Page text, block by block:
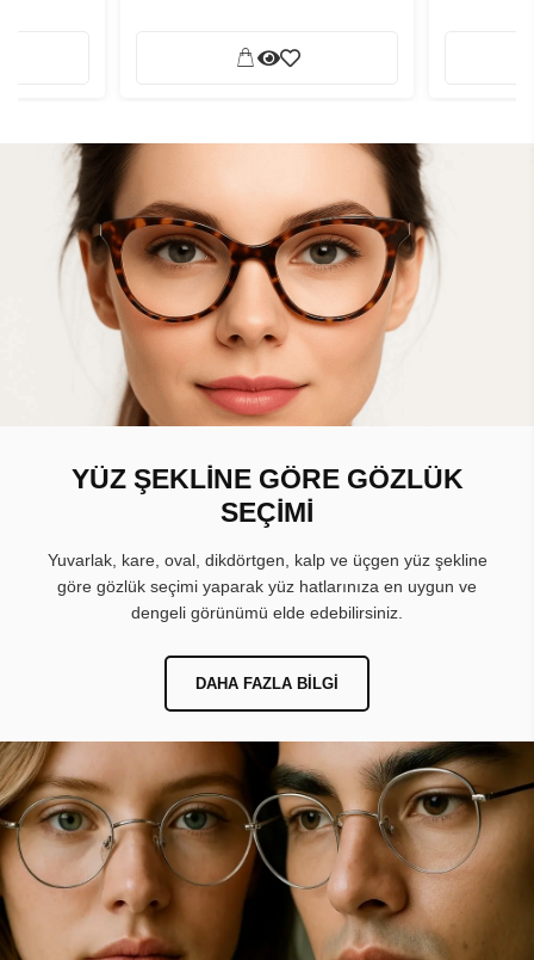
YÜZ ŞEKLİNE GÖRE GÖZLÜK
SEÇİMİ
Yuvarlak, kare, oval, dikdörtgen, kalp ve üçgen yüz şekline
göre gözlük seçimi yaparak yüz hatlarınıza en uygun ve
dengeli görünümü elde edebilirsiniz.
DAHA FAZLA BILGI